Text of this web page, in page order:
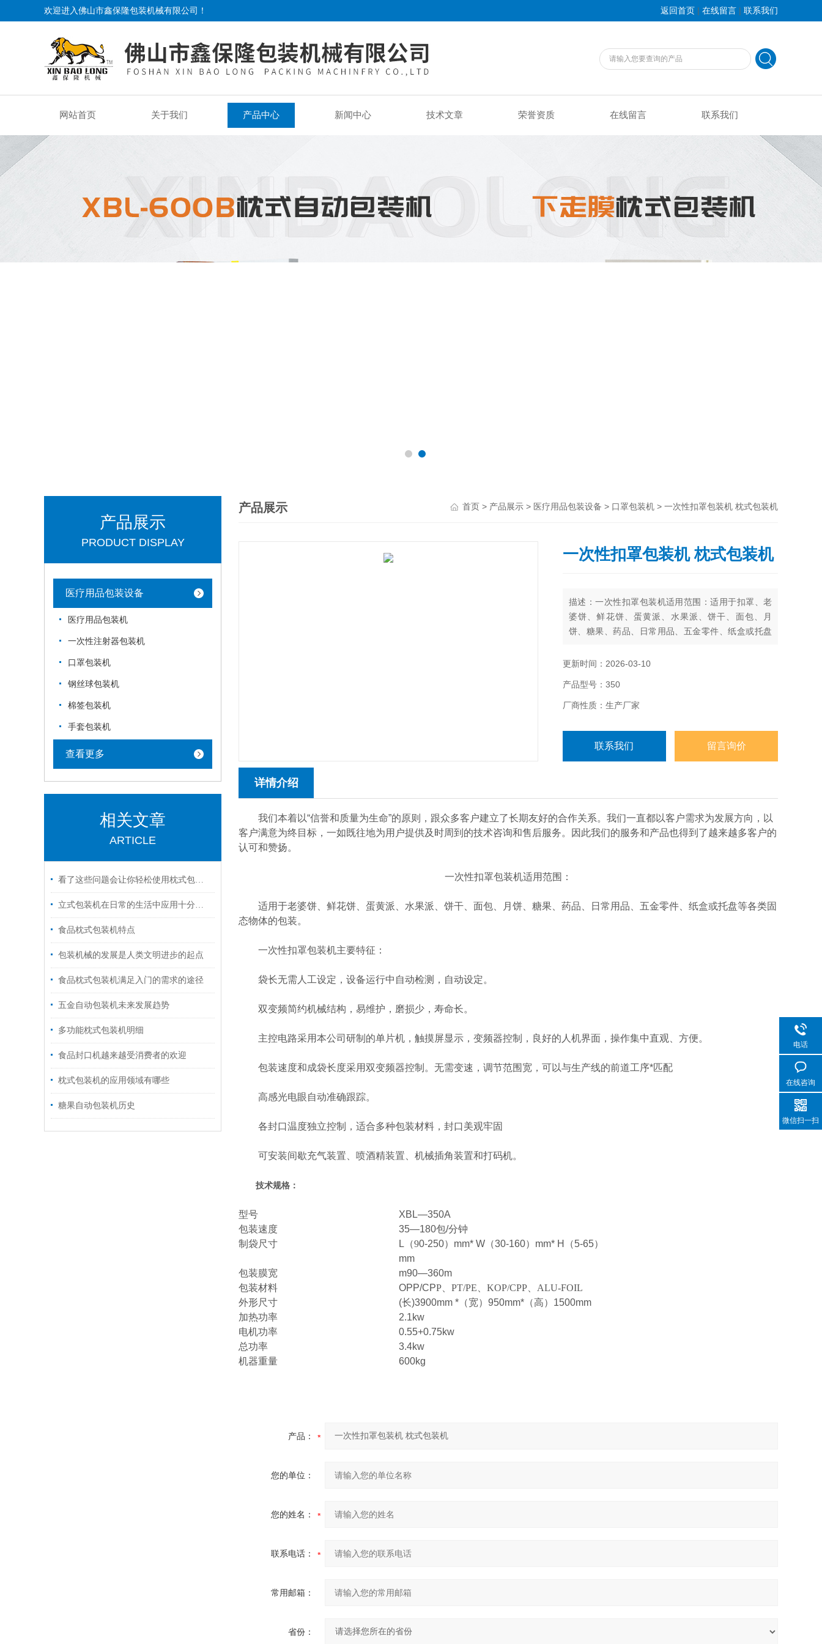
欢迎进入佛山市鑫保隆包装机械有限公司！ 返回首页 | 在线留言 | 联系我们
网站首页 关于我们 产品中心 新闻中心 技术文章 荣誉资质 在线留言 联系我们
产品展示
PRODUCT DISPLAY
医疗用品包装设备
医疗用品包装机
一次性注射器包装机
口罩包装机
钢丝球包装机
棉签包装机
手套包装机
查看更多
相关文章
ARTICLE
看了这些问题会让你轻松使用枕式包装机
立式包装机在日常的生活中应用十分的广泛
食品枕式包装机特点
包装机械的发展是人类文明进步的起点
食品枕式包装机满足入门的需求的途径
五金自动包装机未来发展趋势
多功能枕式包装机明细
食品封口机越来越受消费者的欢迎
枕式包装机的应用领域有哪些
糖果自动包装机历史
产品展示 首页 > 产品展示 > 医疗用品包装设备 > 口罩包装机 > 一次性扣罩包装机 枕式包装机
一次性扣罩包装机 枕式包装机
描述：一次性扣罩包装机适用范围：适用于扣罩、老
婆饼、鲜花饼、蛋黄派、水果派、饼干、面包、月
饼、糖果、药品、日常用品、五金零件、纸盒或托盘
更新时间：2026-03-10
产品型号：350
厂商性质：生产厂家
联系我们 留言询价
详情介绍
我们本着以“信誉和质量为生命”的原则，跟众多客户建立了长期友好的合作关系。我们一直都以客户需求为发展方向，以
客户满意为终目标，一如既往地为用户提供及时周到的技术咨询和售后服务。因此我们的服务和产品也得到了越来越多客户的
认可和赞扬。
一次性扣罩包装机适用范围：
适用于老婆饼、鲜花饼、蛋黄派、水果派、饼干、面包、月饼、糖果、药品、日常用品、五金零件、纸盒或托盘等各类固
态物体的包装。
一次性扣罩包装机主要特征：
袋长无需人工设定，设备运行中自动检测，自动设定。
双变频简约机械结构，易维护，磨损少，寿命长。
主控电路采用本公司研制的单片机，触摸屏显示，变频器控制，良好的人机界面，操作集中直观、方便。
包装速度和成袋长度采用双变频器控制。无需变速，调节范围宽，可以与生产线的前道工序*匹配
高感光电眼自动准确跟踪。
各封口温度独立控制，适合多种包装材料，封口美观牢固
可安装间歇充气装置、喷酒精装置、机械插角装置和打码机。
技术规格：
型号
XBL—350A
包装速度
35—180包/分钟
制袋尺寸
L （90-250） mm* W （30-160） mm* H （5-65）
mm
包装膜宽
m90—360m
包装材料
OPP/CPP 、PT/PE、KOP/CPP、ALU-FOIL
外形尺寸
(长)3900mm * （宽） 950mm* （高） 1500mm
加热功率
2.1kw
电机功率
0.55+0.75kw
总功率
3.4kw
机器重量
600kg
产品：
您的单位：
您的姓名：
联系电话：
常用邮箱：
省份：
电话
在线咨询
微信扫一扫